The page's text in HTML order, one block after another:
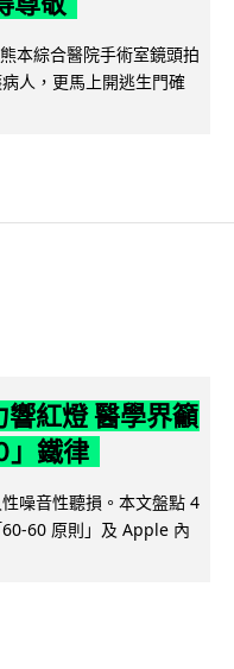
本綜合醫院手術室鏡頭拍
人，更馬上開逃生門確
紅燈 醫學界籲
」鐵律
噪音性聽損。本文盤點 4
60 原則」及 Apple 內